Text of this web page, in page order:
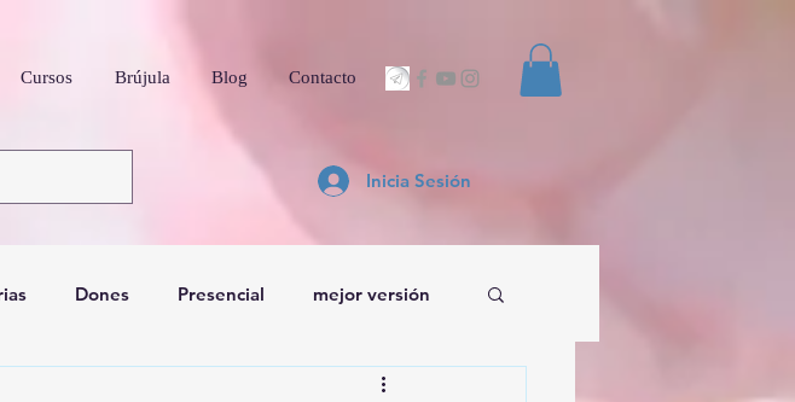
Cursos Brújula Blog Contacto
Inicia Sesión
Dones Presencial mejor versión